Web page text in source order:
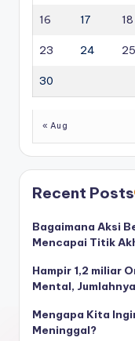
16 17 18
23 24 25
30
« Aug
Recent Posts
Bagaimana Aksi
Mencapai Titik
Hampir 1,2 miliar
Mental,
Mengapa Kita
Meninggal?